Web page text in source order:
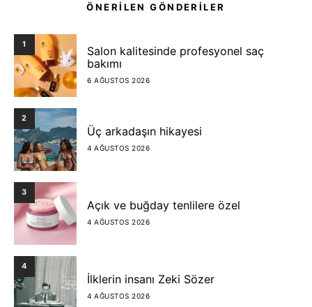
ÖNERİLEN GÖNDERİLER
1
Salon kalitesinde profesyonel saç
bakımı
6 AĞUSTOS 2026
2
Üç arkadaşın hikayesi
4 AĞUSTOS 2026
3
Açık ve buğday tenlilere özel
4 AĞUSTOS 2026
4
İlklerin insanı Zeki Sözer
4 AĞUSTOS 2026